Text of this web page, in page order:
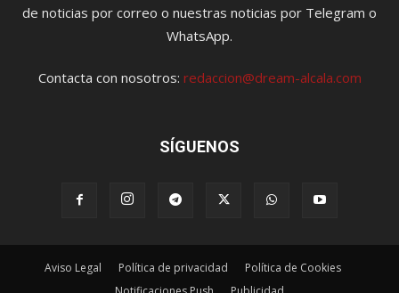
de noticias por correo o nuestras noticias por Telegram o
WhatsApp.
Contacta con nosotros: redaccion@dream-alcala.com
SÍGUENOS
Aviso Legal Política de privacidad
Política de Cookies